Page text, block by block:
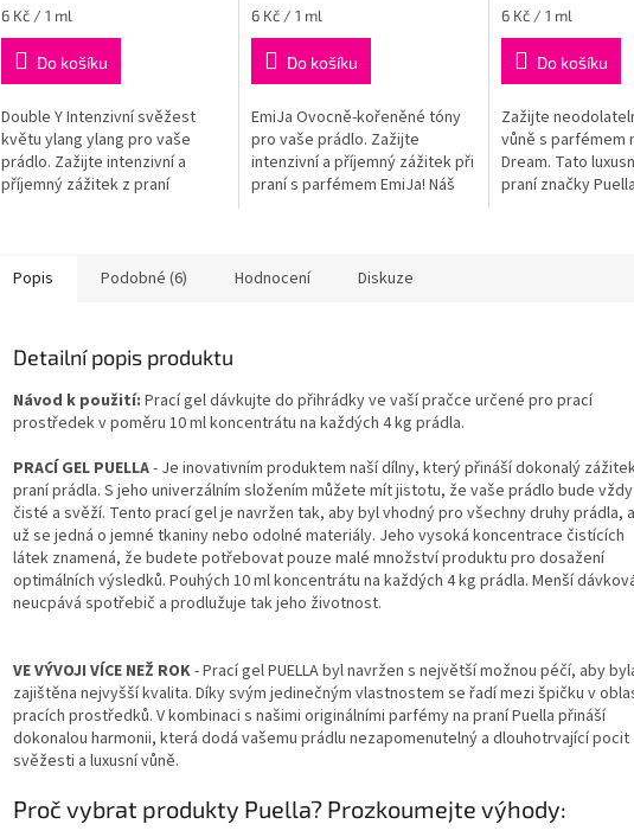
Měrná
cena:
6 Kč / 1 ml
Do košíku
Double Y Intenzivní svěžest
květu ylang ylang pro vaše
prádlo. Zažijte intenzivní a
příjemný zážitek z praní
Měrná
cena:
6 Kč / 1 ml
Do košíku
EmiJa Ovocně-kořeněné tóny
pro vaše prádlo. Zažijte
intenzivní a příjemný zážitek při
praní s parfémem EmiJa! Náš
Měrná
cena:
6 Kč / 1 ml
Do košíku
Zažijte
vůně s parfémem
Dream. Tato
praní značky
Popis Podobné (6) Hodnocení Diskuze
Detailní popis produktu
Návod k použití: Prací gel dávkujte do přihrádky ve vaší pračce určené pro prací
prostředek v poměru 10 ml koncentrátu na každých 4 kg prádla.
PRACÍ GEL PUELLA- Je inovativním produktem naší dílny, který přináší dokonalý
praní prádla. S jeho univerzálním složením můžete mít jistotu, že vaše prádlo bude vždy
čisté a svěží. Tento prací gel je navržen tak, aby byl vhodný pro všechny druhy prádla,
už se jedná o jemné tkaniny nebo odolné materiály. Jeho vysoká koncentrace čistících
látek znamená, že budete potřebovat pouze malé množství produktu pro dosažení
optimálních výsledků. Pouhých 10 ml koncentrátu na každých 4 kg prádla. Menší
neucpává spotřebič a prodlužuje tak jeho životnost.
VE VÝVOJI VÍCE NEŽ ROK- Prací gel PUELLA byl navržen s největší možnou péčí, aby
zajištěna nejvyšší kvalita. Díky svým jedinečným vlastnostem se řadí mezi špičku v
pracích prostředků. V kombinaci s našimi originálními parfémy na praní Puella přináší
dokonalou harmonii, která dodá vašemu prádlu nezapomenutelný a dlouhotrvající pocit
svěžesti a luxusní vůně.
Proč vybrat produkty Puella? Prozkoumejte výhody: